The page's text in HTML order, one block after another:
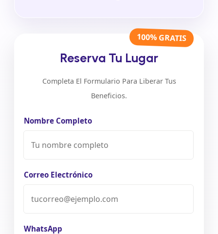
100% GRATIS
Reserva Tu Lugar
Completa El Formulario Para Liberar Tus
Beneficios.
Nombre Completo
Correo Electrónico
WhatsApp